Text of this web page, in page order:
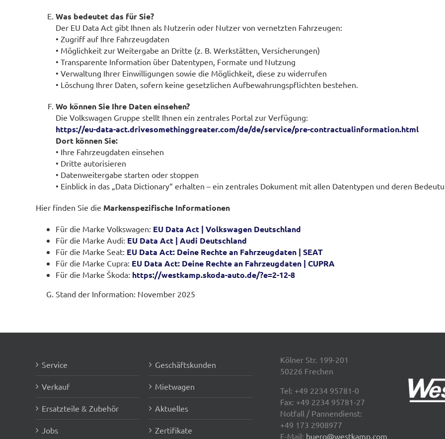
Was bedeutet das für Sie?
Der EU Data Act gibt Ihnen als Nutzerin oder Nutzer von vernetzten Fahrzeugen:
• Zugriff auf Ihre Fahrzeugdaten
• Möglichkeit zur Weitergabe an Dritte (z. B. Werkstätten, Versicherungen)
• Transparente Information über Datentypen, Formate und Nutzung
• Verwaltung Ihrer Einwilligungen sowie die Möglichkeit, diese zu widerrufen
• Löschung Ihrer Daten, sofern keine gesetzlichen Aufbewahrungspflichten bestehen.
Wo können Sie Ihre Daten einsehen?
Die Volkswagen Gruppe stellt Ihnen ein zentrales Portal zur Verfügung:
https://eu-data-act.drivesomethinggreater.com/de/de/service/pre-contractualinformation.html
Dort können Sie:
• Ihre Fahrzeugdaten einsehen
• Dritte autorisieren
• Datenweitergabe starten oder stoppen
• Einblick in das „Data Dictionary“ erhalten – ein zentrales Dokument mit allen Datentypen und deren
Hier finden Sie die Markenspezifische Informationen
Für die Marke Volkswagen: EU Data Act | Volkswagen Deutschland
Für die Marke Audi: EU Data Act | Audi Deutschland
Für die Marke Seat: EU Data Act: Deine Rechte an Fahrzeugdaten | SEAT
Für die Marke Cupra: EU Data Act: Deine Rechte an Fahrzeugdaten | CUPRA
Für die Marke Škoda: https://westkamp.skoda-auto.de/?e=2-12-8
Stand der Information: November 2025
Service Geschäftskunden
Verkauf Mietwagen
Ersatzteile & Zubehör Aktuelles
Jobs Zertifikate
Kölner Str. 199-201
50226 Frechen
Tel: +49 2234 95781-0
Fax: +49 2234 95781-27
Notfall / Pannendienst:
+49 173 2908977
E-Mail: buero@westkamp.com